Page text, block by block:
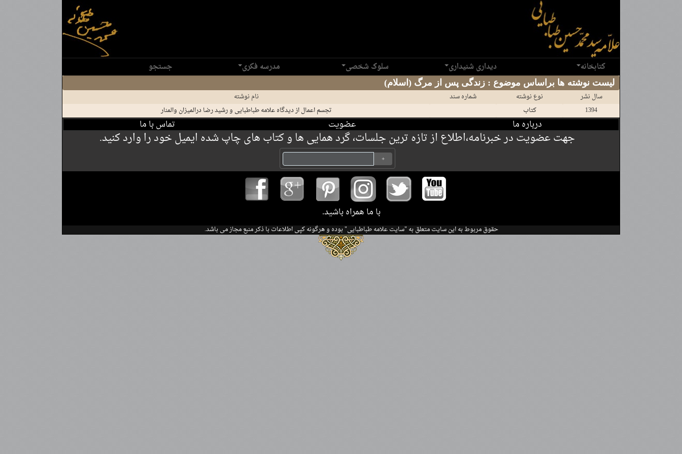
کتابخانه دیداری شنیداری سلوک شخصی مدرسه فکری جستجو
نام نوشته شماره سند نوع نوشته
سال نشر
تجسم اعمال از دیدگاه علامه طباطبایی و رشید رضا در‌المیزان و‌المنار
کتاب 1394
درباره ما عضویت تماس با ما
جهت عضویت در خبرنامه،اطلاع از تازه ترین جلسات، گرد همایی ها و کتاب های چاپ شده ایمیل خود را وارد کنید.
.با ما همراه باشید
.حقوق مربوط به این سایت متعلق به "سایت علامه طباطبایی" بوده و هرگونه کپی اطلاعات با ذکر منبع مجاز می باشد